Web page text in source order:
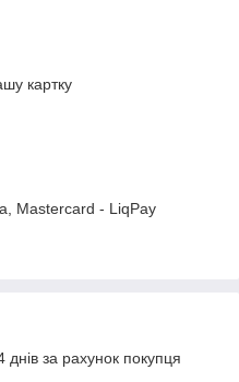
картку
Mastercard - LiqPay
за рахунок покупця